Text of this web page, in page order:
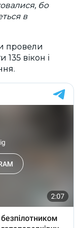
бо
в
провели
135 вікон і